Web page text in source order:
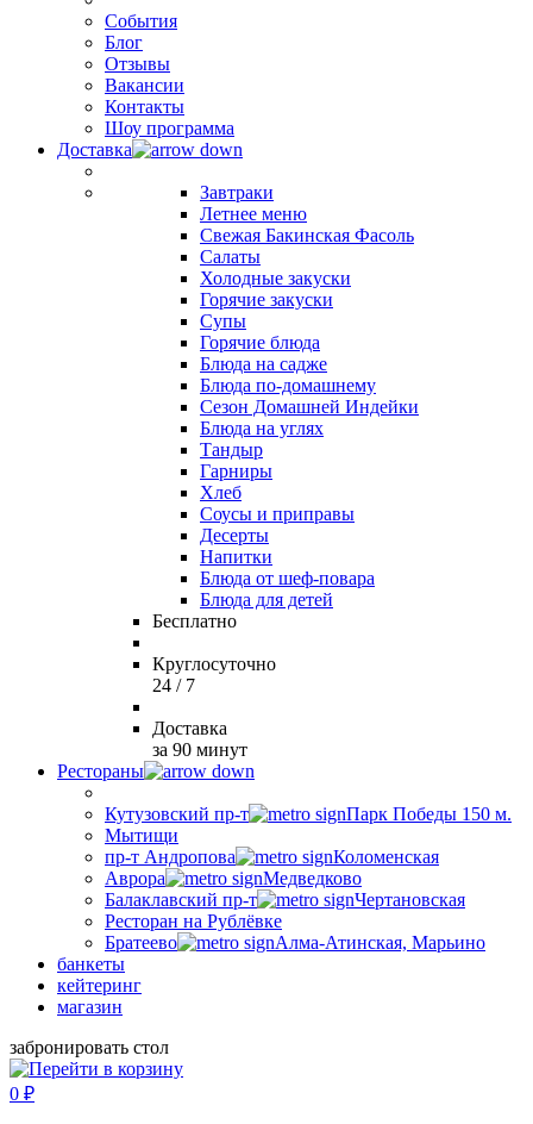
События
Блог
Отзывы
Вакансии
Контакты
Шоу программа
Доставка
Завтраки
Летнее меню
Свежая Бакинская Фасоль
Салаты
Холодные закуски
Горячие закуски
Супы
Горячие блюда
Блюда на садже
Блюда по-домашнему
Сезон Домашней Индейки
Блюда на углях
Тандыр
Гарниры
Хлеб
Соусы и приправы
Десерты
Напитки
Блюда от шеф-повара
Блюда для детей
Бесплатно
Круглосуточно
24 / 7
Доставка
за 90 минут
Рестораны
Кутузовский пр-т
Парк Победы 150 м.
Мытищи
пр-т Андропова
Коломенская
Аврора
Медведково
Балаклавский пр-т
Чертановская
Ресторан на Рублёвке
Братеево
Алма-Атинская, Марьино
банкеты
кейтеринг
магазин
забронировать стол
0 ₽